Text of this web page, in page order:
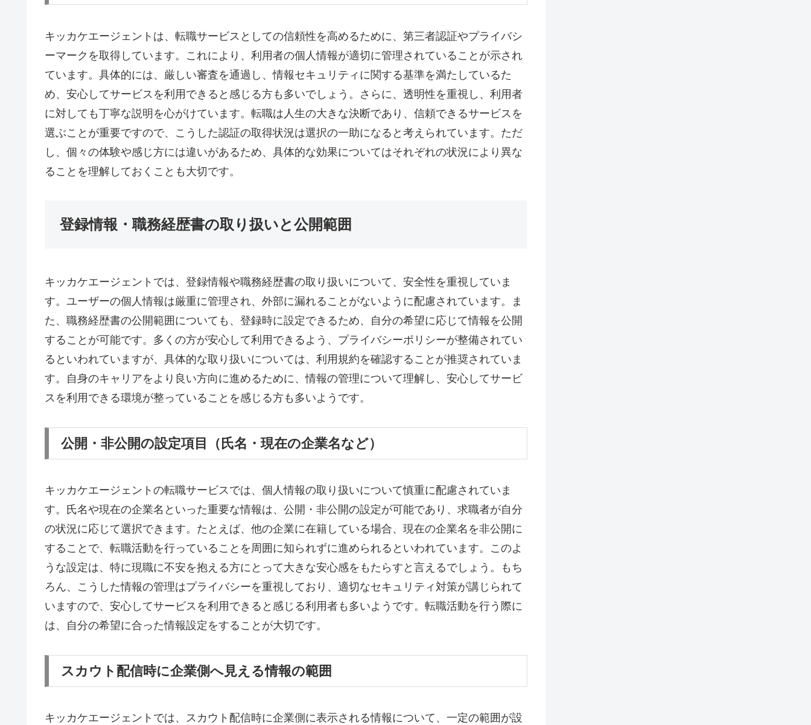
キッカケエージェントは、転職サービスとしての信頼性を高めるために、第三者認証やプライバシ
ーマークを取得しています。これにより、利用者の個人情報が適切に管理されていることが示され
ています。具体的には、厳しい審査を通過し、情報セキュリティに関する基準を満たしているた
め、安心してサービスを利用できると感じる方も多いでしょう。さらに、透明性を重視し、利用者
に対しても丁寧な説明を心がけています。転職は人生の大きな決断であり、信頼できるサービスを
選ぶことが重要ですので、こうした認証の取得状況は選択の一助になると考えられています。ただ
し、個々の体験や感じ方には違いがあるため、具体的な効果についてはそれぞれの状況により異な
ることを理解しておくことも大切です。
登録情報・職務経歴書の取り扱いと公開範囲
キッカケエージェントでは、登録情報や職務経歴書の取り扱いについて、安全性を重視していま
す。ユーザーの個人情報は厳重に管理され、外部に漏れることがないように配慮されています。ま
た、職務経歴書の公開範囲についても、登録時に設定できるため、自分の希望に応じて情報を公開
することが可能です。多くの方が安心して利用できるよう、プライバシーポリシーが整備されてい
るといわれていますが、具体的な取り扱いについては、利用規約を確認することが推奨されていま
す。自身のキャリアをより良い方向に進めるために、情報の管理について理解し、安心してサービ
スを利用できる環境が整っていることを感じる方も多いようです。
公開・非公開の設定項目（氏名・現在の企業名など）
キッカケエージェントの転職サービスでは、個人情報の取り扱いについて慎重に配慮されていま
す。氏名や現在の企業名といった重要な情報は、公開・非公開の設定が可能であり、求職者が自分
の状況に応じて選択できます。たとえば、他の企業に在籍している場合、現在の企業名を非公開に
することで、転職活動を行っていることを周囲に知られずに進められるといわれています。このよ
うな設定は、特に現職に不安を抱える方にとって大きな安心感をもたらすと言えるでしょう。もち
ろん、こうした情報の管理はプライバシーを重視しており、適切なセキュリティ対策が講じられて
いますので、安心してサービスを利用できると感じる利用者も多いようです。転職活動を行う際に
は、自分の希望に合った情報設定をすることが大切です。
スカウト配信時に企業側へ見える情報の範囲
キッカケエージェントでは、スカウト配信時に企業側に表示される情報について、一定の範囲が設